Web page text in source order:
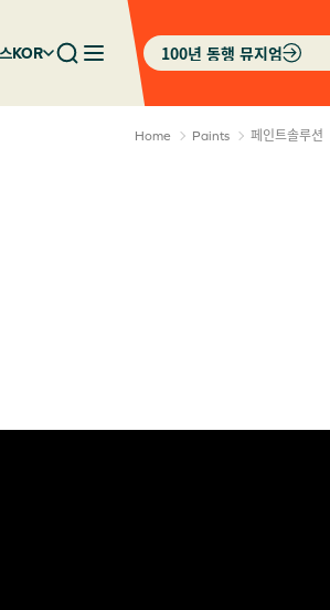
KOR 100년 동행 뮤지엄
Home Paints 페인트솔루션